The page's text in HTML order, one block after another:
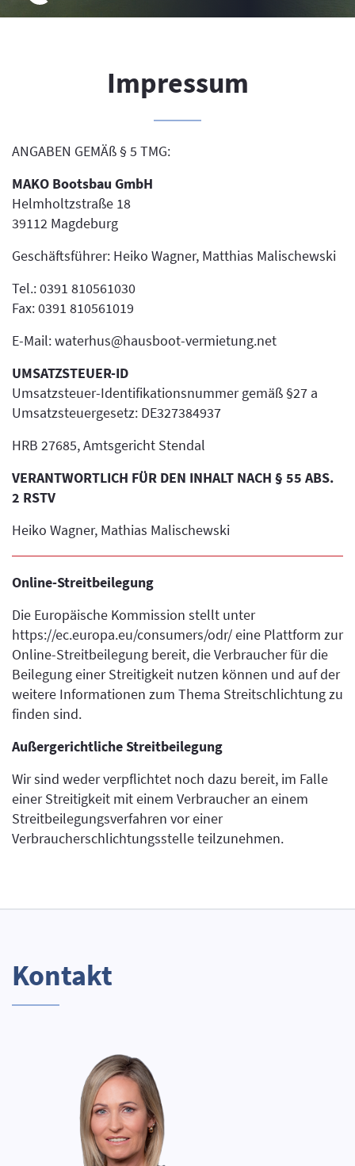
Impressum
ANGABEN GEMÄß § 5 TMG:
MAKO Bootsbau GmbH
Helmholtzstraße 18
39112 Magdeburg
Geschäftsführer: Heiko Wagner, Matthias Malischewski
Tel.: 0391 810561030
Fax: 0391 810561019
E-Mail: waterhus@hausboot-vermietung.net
UMSATZSTEUER-ID
Umsatzsteuer-Identifikationsnummer gemäß §27 a
Umsatzsteuergesetz: DE327384937
HRB 27685, Amtsgericht Stendal
VERANTWORTLICH FÜR DEN INHALT NACH § 55 ABS.
2 RSTV
Heiko Wagner, Mathias Malischewski
Online-Streitbeilegung
Die Europäische Kommission stellt unter
https://ec.europa.eu/consumers/odr/ eine Plattform zur
Online-Streitbeilegung bereit, die Verbraucher für die
Beilegung einer Streitigkeit nutzen können und auf der
weitere Informationen zum Thema Streitschlichtung zu
finden sind.
Außergerichtliche Streitbeilegung
Wir sind weder verpflichtet noch dazu bereit, im Falle
einer Streitigkeit mit einem Verbraucher an einem
Streitbeilegungsverfahren vor einer
Verbraucherschlichtungsstelle teilzunehmen.
Kontakt